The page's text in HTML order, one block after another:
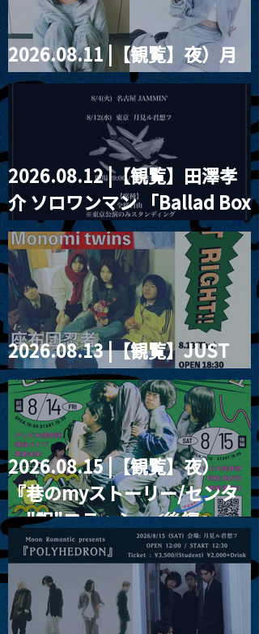
2026.08.11 |【観覧】夜）月
見ル君想フpre. Sugar Shock
2026.08.12 |【観覧】田澤孝
介 ソロワンマン 「Ballad Box
2026」
2026.08.13 |【観覧】JUST
RIGHT!! vol.26
2026.08.15 |【観覧】夜）
『巷のmyストーリー/センタ
ー"訳"フラッシュ⚡️後編』